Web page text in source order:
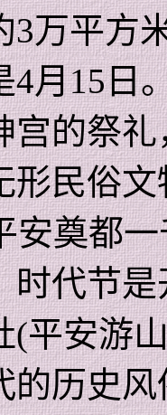
3万平方
4月15日
宫的祭
形民俗
安奠都
时代节是
(平安游
的历史